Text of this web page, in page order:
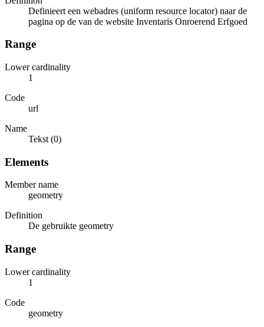
Definieert een webadres (uniform resource locator) naar de
pagina op de van de website Inventaris Onroerend Erfgoed
Range
Lower cardinality
1
Code
url
Name
Tekst (0)
Elements
Member name
geometry
Definition
De gebruikte geometry
Range
Lower cardinality
1
Code
geometry